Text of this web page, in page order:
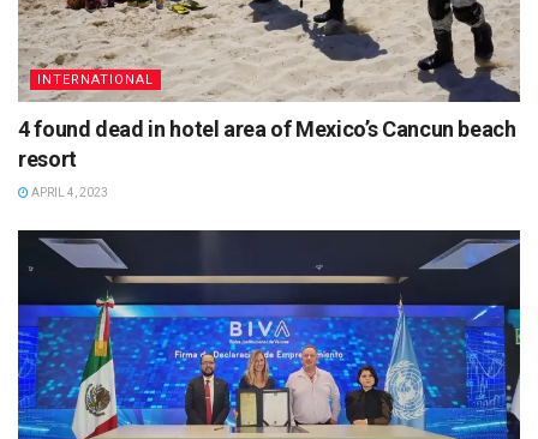
INTERNATIONAL
4 found dead in hotel area of Mexico’s Cancun beach
resort
APRIL 4, 2023